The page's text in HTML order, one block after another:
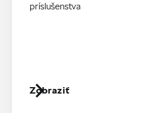
príslušenstva
Zobraziť